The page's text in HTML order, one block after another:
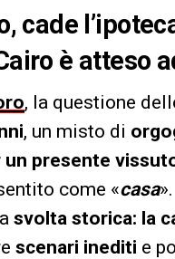
cade
è atteso
, la questione
, un misto di
presente
come «casa
svolta storica: la
scenari inediti e